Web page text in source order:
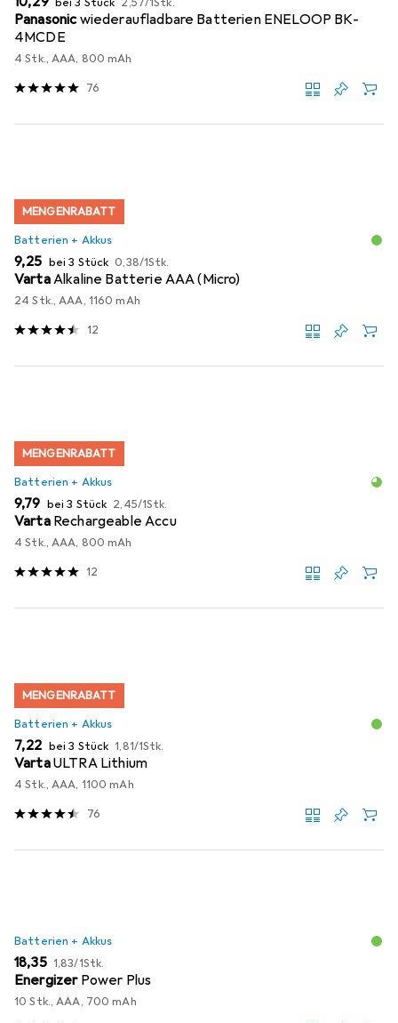
Panasonicwiederaufladbare Batterien ENELOOP BK-
4MCDE
4 Stk., AAA, 800 mAh
76
MENGENRABATT
Batterien + Akkus
EUR
9,25 bei 3 Stück EUR
0,38/1Stk.
VartaAlkaline Batterie AAA (Micro)
24 Stk., AAA, 1160 mAh
12
MENGENRABATT
Batterien + Akkus
EUR
9,79 bei 3 Stück EUR
2,45/1Stk.
Varta Rechargeable Accu
4 Stk., AAA, 800 mAh
12
MENGENRABATT
Batterien + Akkus
EUR
7,22 bei 3 Stück EUR
1,81/1Stk.
VartaULTRA Lithium
4 Stk., AAA, 1100 mAh
76
Batterien + Akkus
EUR
18,35 EUR
1,83/1Stk.
Energizer Power Plus
10 Stk., AAA, 700 mAh